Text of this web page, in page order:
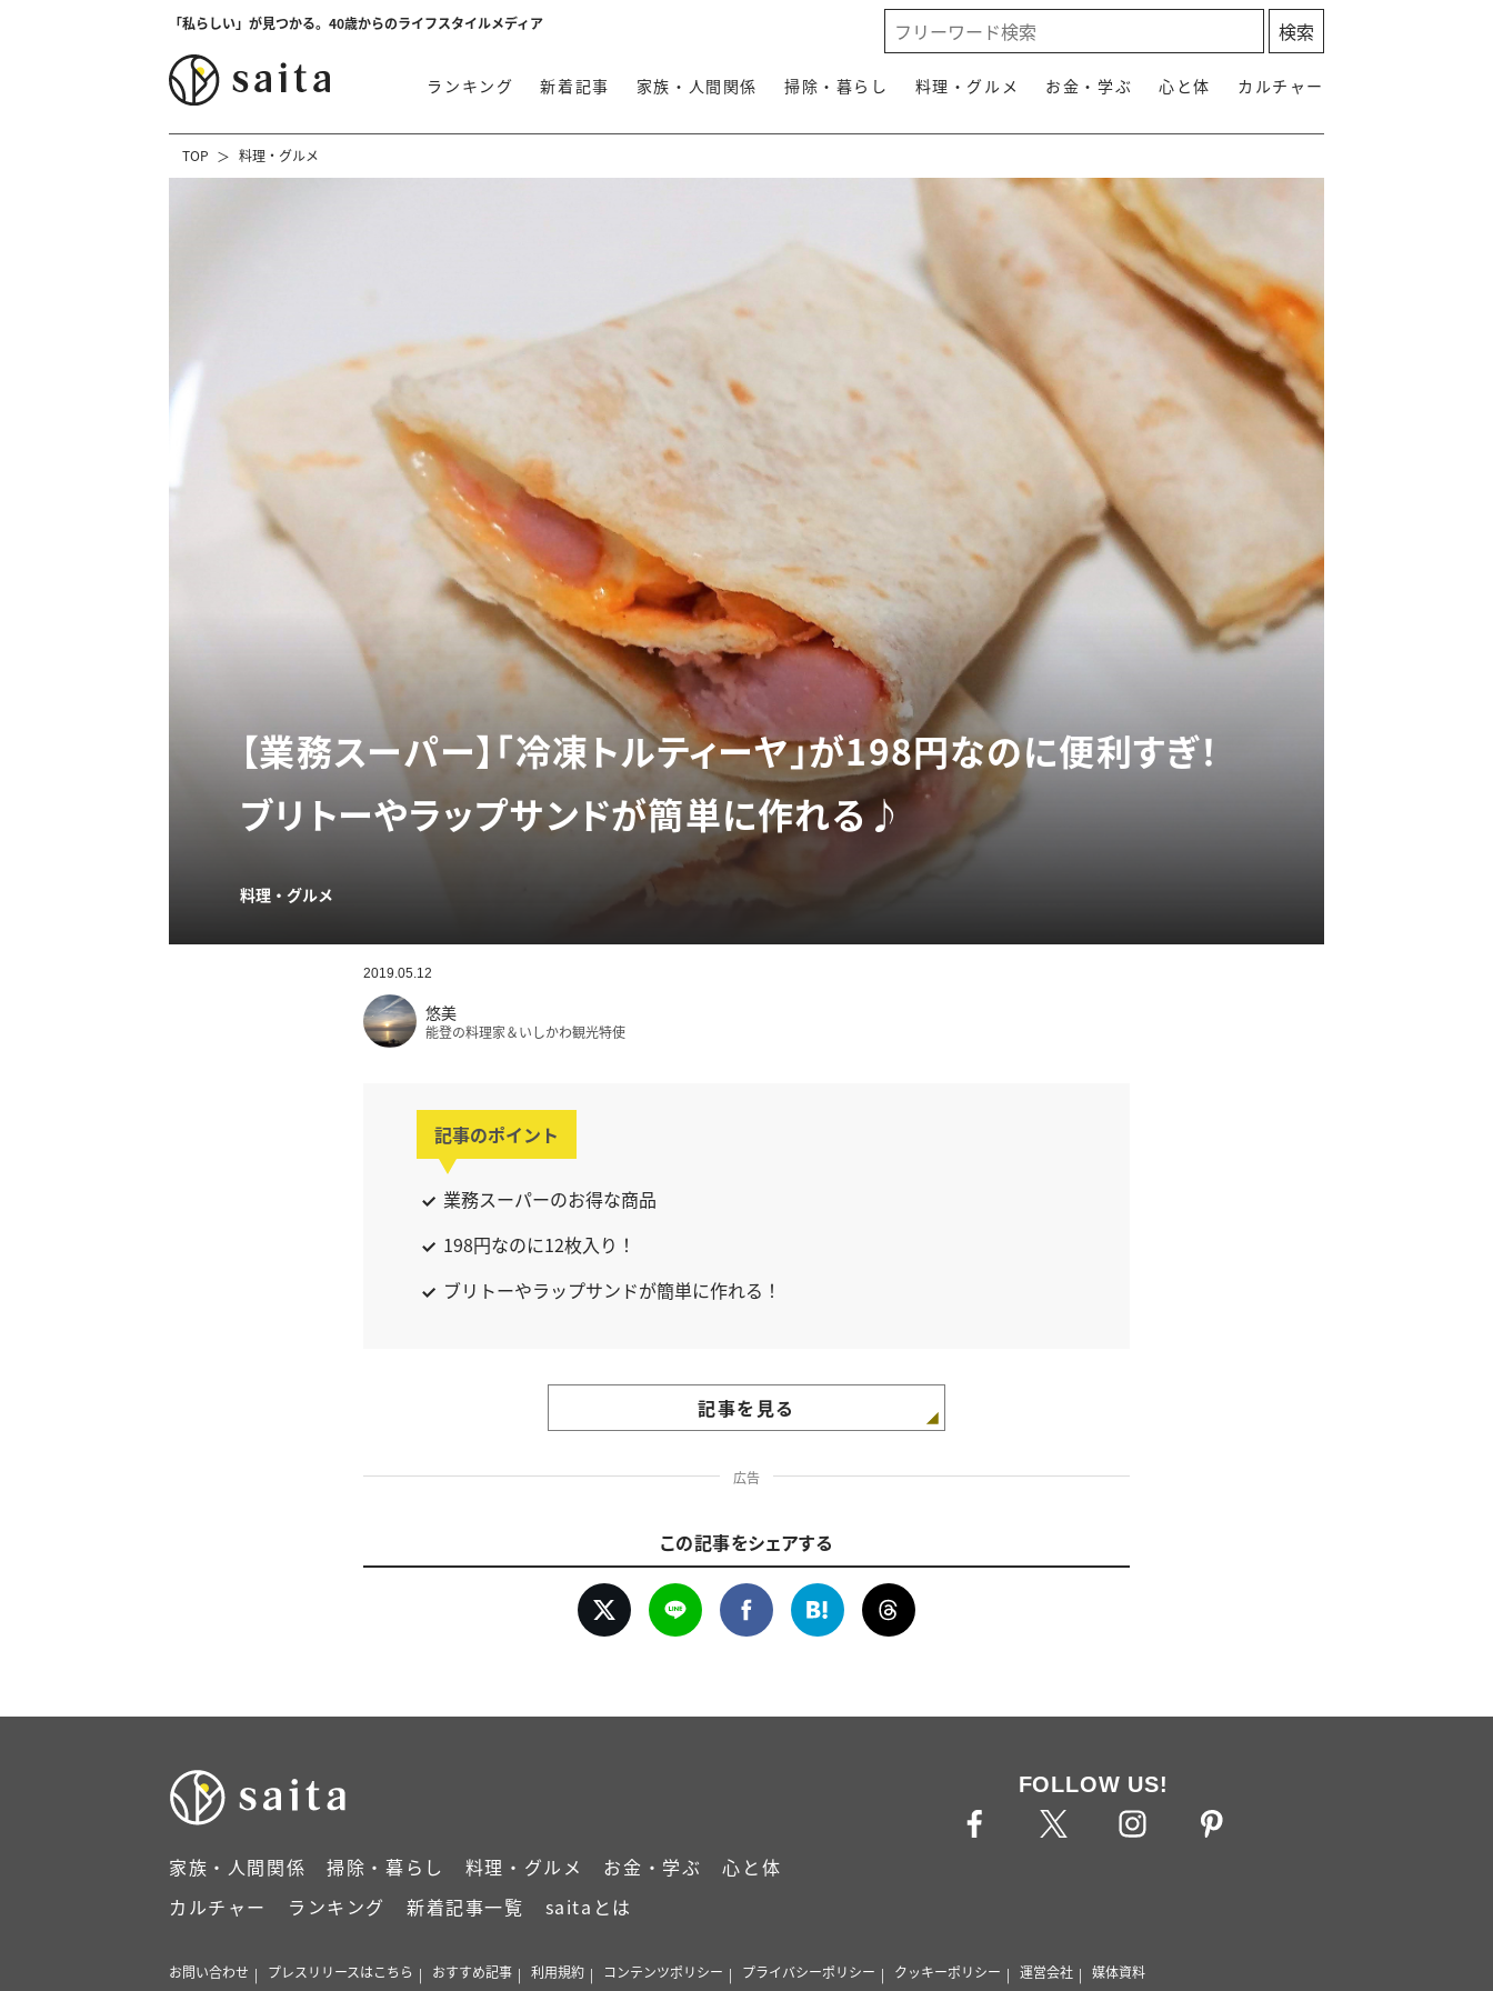
「私らしい」が見つかる。40歳からのライフスタイルメディア
ランキング 新着記事 家族・人間関係 掃除・暮らし 料理・グルメ お金・学ぶ 心と体 カルチャー
TOP 料理・グルメ
【業務スーパー】「冷凍トルティーヤ」が198円なのに便利すぎ！
ブリトーやラップサンドが簡単に作れる♪
料理・グルメ
2019.05.12
悠美
能登の料理家＆いしかわ観光特使
記事のポイント
業務スーパーのお得な商品
198円なのに12枚入り！
ブリトーやラップサンドが簡単に作れる！
記事を見る
広告
この記事をシェアする
家族・人間関係 掃除・暮らし 料理・グルメ お金・学ぶ
心と体
カルチャー
ランキング 新着記事一覧 saitaとは
FOLLOW US!
お問い合わせ プレスリリースはこちら おすすめ記事 利用規約 コンテンツポリシー プライバシーポリシー クッキーポリシー 運営会社 媒体資料